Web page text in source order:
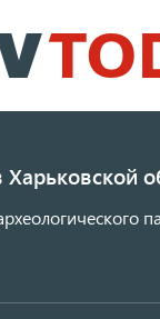
к
основному
Харьковской